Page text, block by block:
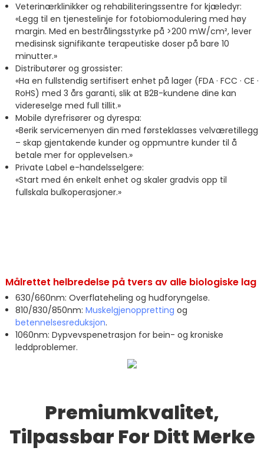
Veterinærklinikker og rehabiliteringssentre for kjæledyr:
«Legg til en tjenestelinje for fotobiomodulering med høy
margin. Med en bestrålingsstyrke på >200 mW/cm², lever
medisinsk signifikante terapeutiske doser på bare 10
minutter.»
Distributører og grossister:
«Ha en fullstendig sertifisert enhet på lager (FDA · FCC · CE ·
RoHS) med 3 års garanti, slik at B2B-kundene dine kan
videreselge med full tillit.»
Mobile dyrefrisører og dyrespa:
«Berik servicemenyen din med førsteklasses velværetillegg
– skap gjentakende kunder og oppmuntre kunder til å
betale mer for opplevelsen.»
Private Label e-handelsselgere:
«Start med én enkelt enhet og skaler gradvis opp til
fullskala bulkoperasjoner.»
Målrettet helbredelse på tvers av alle biologiske lag
630/660nm: Overflateheling og hudforyngelse.
810/830/850nm: Muskelgjenoppretting og
betennelsesreduksjon.
1060nm: Dypvevspenetrasjon for bein- og kroniske
leddproblemer.
Premiumkvalitet,
Tilpassbar For Ditt Merke